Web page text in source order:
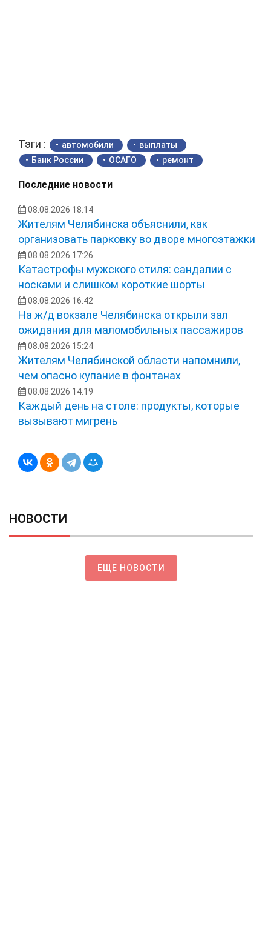
Тэги : автомобили
выплаты
Банк России
ОСАГО ремонт
Последние новости
08.08.2026 18:14
Жителям Челябинска объяснили, как
организовать парковку во дворе многоэтажки
08.08.2026 17:26
Катастрофы мужского стиля: сандалии с
носками и слишком короткие шорты
08.08.2026 16:42
На ж/д вокзале Челябинска открыли зал
ожидания для маломобильных пассажиров
08.08.2026 15:24
Жителям Челябинской области напомнили,
чем опасно купание в фонтанах
08.08.2026 14:19
Каждый день на столе: продукты, которые
вызывают мигрень
НОВОСТИ
ЕЩЕ НОВОСТИ